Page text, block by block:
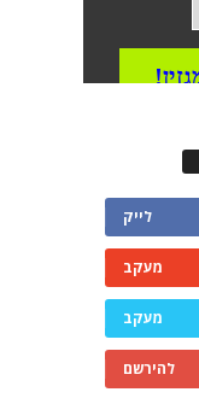
לייק
מעקב
מעקב
להירשם